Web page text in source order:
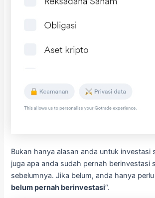
Bukan hanya alasan anda untuk investasi
juga apa anda sudah pernah berinvestasi
sebelumnya. Jika belum, anda hanya
belum pernah berinvestasi“.